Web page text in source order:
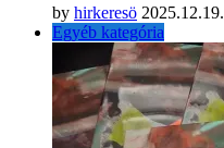
by hirkeresö 2025.12.19.
Egyéb kategória